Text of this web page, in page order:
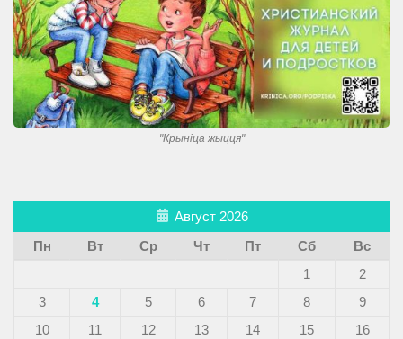
"Крынiца жыцця"
Август 2026
Пн
Вт Ср Чт Пт Сб
Вс
1
2
3
4 5 6 7 8
9
10
11 12 13 14 15
16